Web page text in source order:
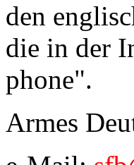
den
die in der
phone".
Armes